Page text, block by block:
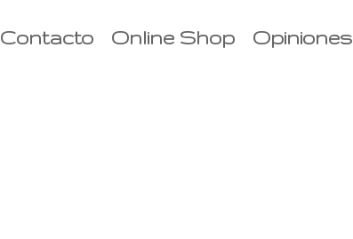
Contacto Online Shop Opiniones